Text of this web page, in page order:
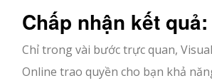
Chấp nhận kết quả:
Chỉ trong vài bước trực quan,
Online trao quyền cho bạn khả